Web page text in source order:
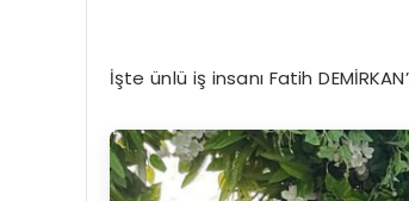
İşte ünlü iş insanı Fatih